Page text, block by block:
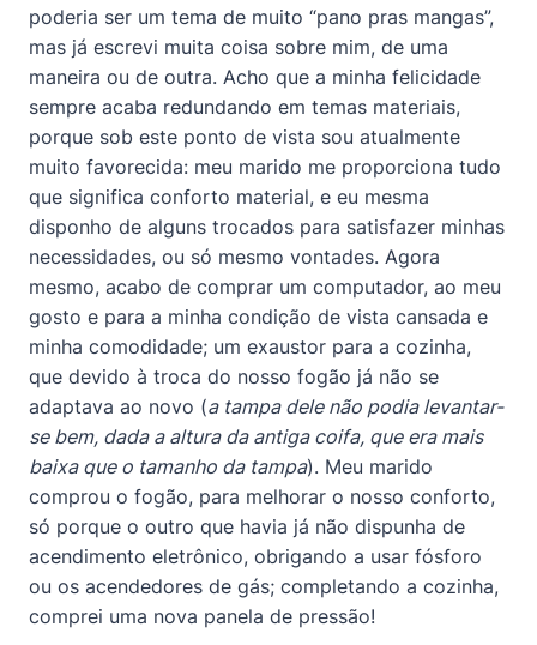
poderia ser um tema de muito “pano pras mangas”,
mas já escrevi muita coisa sobre mim, de uma
maneira ou de outra. Acho que a minha felicidade
sempre acaba redundando em temas materiais,
porque sob este ponto de vista sou atualmente
muito favorecida: meu marido me proporciona tudo
que significa conforto material, e eu mesma
disponho de alguns trocados para satisfazer minhas
necessidades, ou só mesmo vontades. Agora
mesmo, acabo de comprar um computador, ao meu
gosto e para a minha condição de vista cansada e
minha comodidade; um exaustor para a cozinha,
que devido à troca do nosso fogão já não se
adaptava ao novo (a tampa dele não podia levantar-
se bem, dada a altura da antiga coifa, que era mais
baixa que o tamanho da tampa). Meu marido
comprou o fogão, para melhorar o nosso conforto,
só porque o outro que havia já não dispunha de
acendimento eletrônico, obrigando a usar fósforo
ou os acendedores de gás; completando a cozinha,
comprei uma nova panela de pressão!